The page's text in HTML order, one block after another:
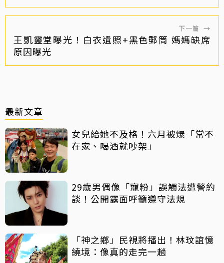
下一篇 →
王凱靈堂曝光！白衣遺照+黑色郵筒 媽媽缺席
原因曝光
最新文章
女兒給她不及格！六月被爆「常不
在家、喝酒就吵架」
29歲男偶像「寵粉」誤觸法遭警約
談！公開露面呼籲遵守法規
「神之鄉」民視將播出！林玟誼憶
繞境：像真的走完一趟